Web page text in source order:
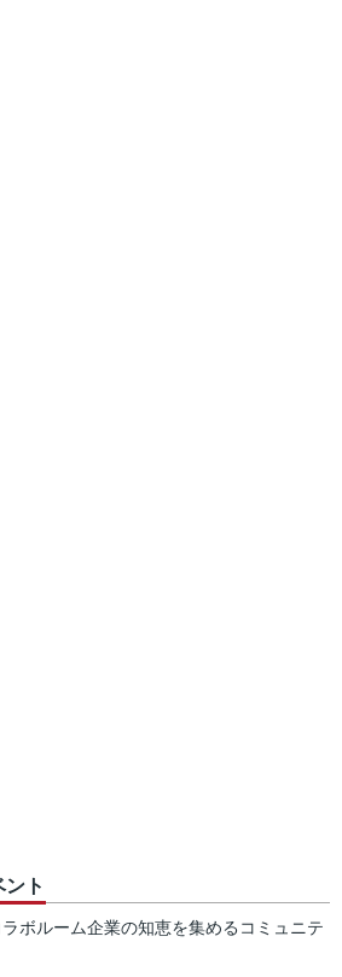
ト
ボルーム企業の知恵を集めるコミュニテ